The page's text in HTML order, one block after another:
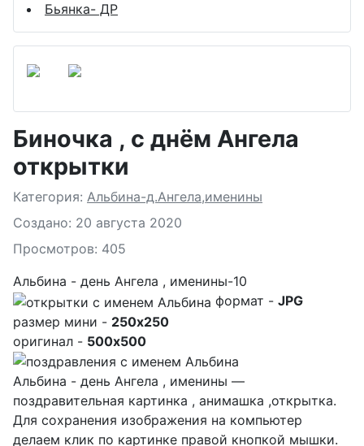
Бьянка- ДР
Биночка , с днём Ангела
открытки
Подробности
Категория: Альбина-д.Ангела,именины
Создано: 20 августа 2020
Просмотров: 405
Альбина - день Ангела , именины-10
формат - JPG
размер мини - 250x250
оригинал - 500x500
Альбина - день Ангела , именины —
поздравительная картинка , анимашка ,открытка.
Для сохранения изображения на компьютер
делаем клик по картинке правой кнопкой мышки.